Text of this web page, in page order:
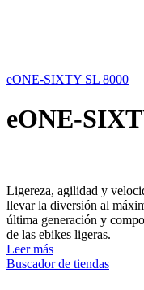
eONE-SIXTY SL 8000
eONE-
Ligereza, agilidad y
llevar la diversión al
última generación y
de las ebikes ligeras.
Leer más
Buscador de tiendas